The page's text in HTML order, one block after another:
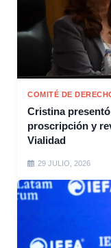
COMITÉ DE
Cristina
proscripción y
Vialidad
29 JULIO, 2026